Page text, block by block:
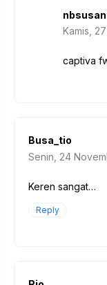
Kamis,
captiva
Busa_tio
Senin, 24
Keren sangat…
Reply